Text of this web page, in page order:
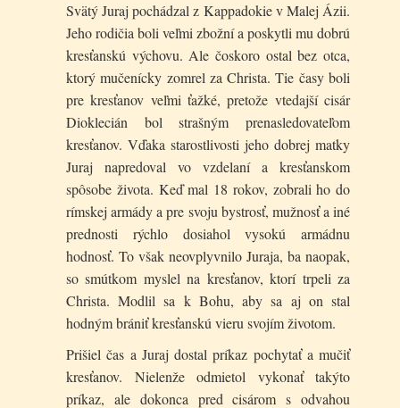
Svätý Juraj pochádzal z Kappadokie v Malej Ázii.
Jeho rodičia boli veľmi zbožní a poskytli mu dobrú
kresťanskú výchovu. Ale čoskoro ostal bez otca,
ktorý mučenícky zomrel za Christa. Tie časy boli
pre kresťanov veľmi ťažké, pretože vtedajší cisár
Dioklecián bol strašným prenasledovateľom
kresťanov. Vďaka starostlivosti jeho dobrej matky
Juraj napredoval vo vzdelaní a kresťanskom
spôsobe života. Keď mal 18 rokov, zobrali ho do
rímskej armády a pre svoju bystrosť, mužnosť a iné
prednosti rýchlo dosiahol vysokú armádnu
hodnosť. To však neovplyvnilo Juraja, ba naopak,
so smútkom myslel na kresťanov, ktorí trpeli za
Christa. Modlil sa k Bohu, aby sa aj on stal
hodným brániť kresťanskú vieru svojím životom.
Prišiel čas a Juraj dostal príkaz pochytať a mučiť
kresťanov. Nielenže odmietol vykonať takýto
príkaz, ale dokonca pred cisárom s odvahou